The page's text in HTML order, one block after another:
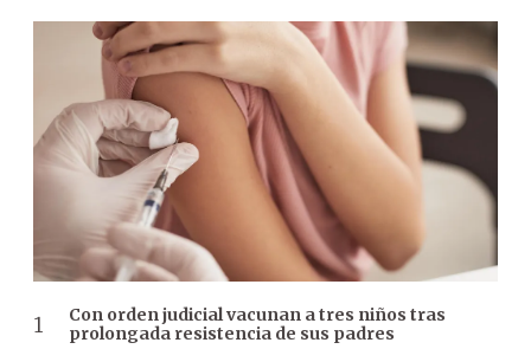
Con orden judicial vacunan a tres niños tras
prolongada resistencia de sus padres